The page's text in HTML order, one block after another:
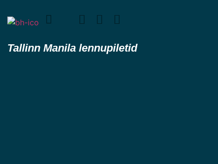
Tallinn Manila lennupiletid